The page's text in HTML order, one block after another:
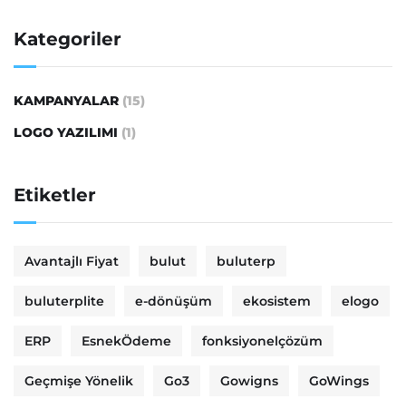
Kategoriler
KAMPANYALAR (15)
LOGO YAZILIMI (1)
Etiketler
Avantajlı Fiyat bulut buluterp
buluterplite e-dönüşüm ekosistem elogo
ERP EsnekÖdeme fonksiyonelçözüm
Geçmişe Yönelik Go3 Gowigns GoWings